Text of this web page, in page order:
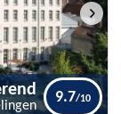
9.7